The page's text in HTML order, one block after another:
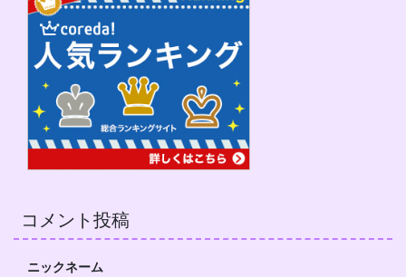
コメント投稿
ニックネーム